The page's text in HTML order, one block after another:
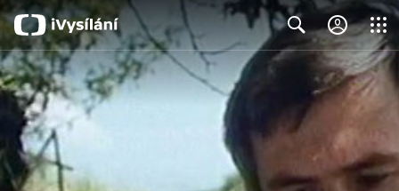
Search Close